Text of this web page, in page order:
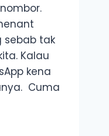
sebab tak
Kalau
kena
Cuma